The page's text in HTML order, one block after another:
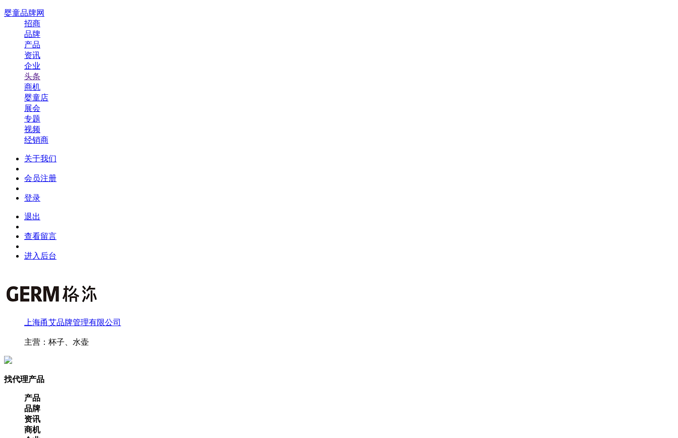
婴童品牌网
招商
品牌
产品
资讯
企业
头条
商机
婴童店
展会
专题
视频
经销商
关于我们
会员注册
登录
退出
查看留言
进入后台
上海甬艾品牌管理有限公司
主营：杯子、水壶
找代理产品
产品
品牌
资讯
商机